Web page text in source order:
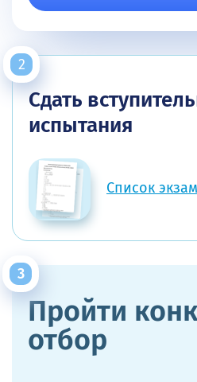
Сдать
испытания
Список
Пройти
отбор